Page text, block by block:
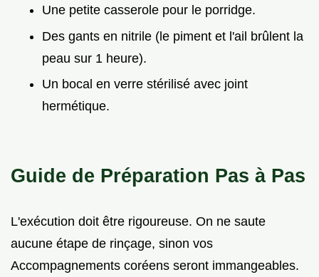
Une petite casserole pour le porridge.
Des gants en nitrile (le piment et l'ail brûlent la
peau sur 1 heure).
Un bocal en verre stérilisé avec joint
hermétique.
Guide de Préparation Pas à Pas
L'exécution doit être rigoureuse. On ne saute
aucune étape de rinçage, sinon vos
Accompagnements coréens seront immangeables.